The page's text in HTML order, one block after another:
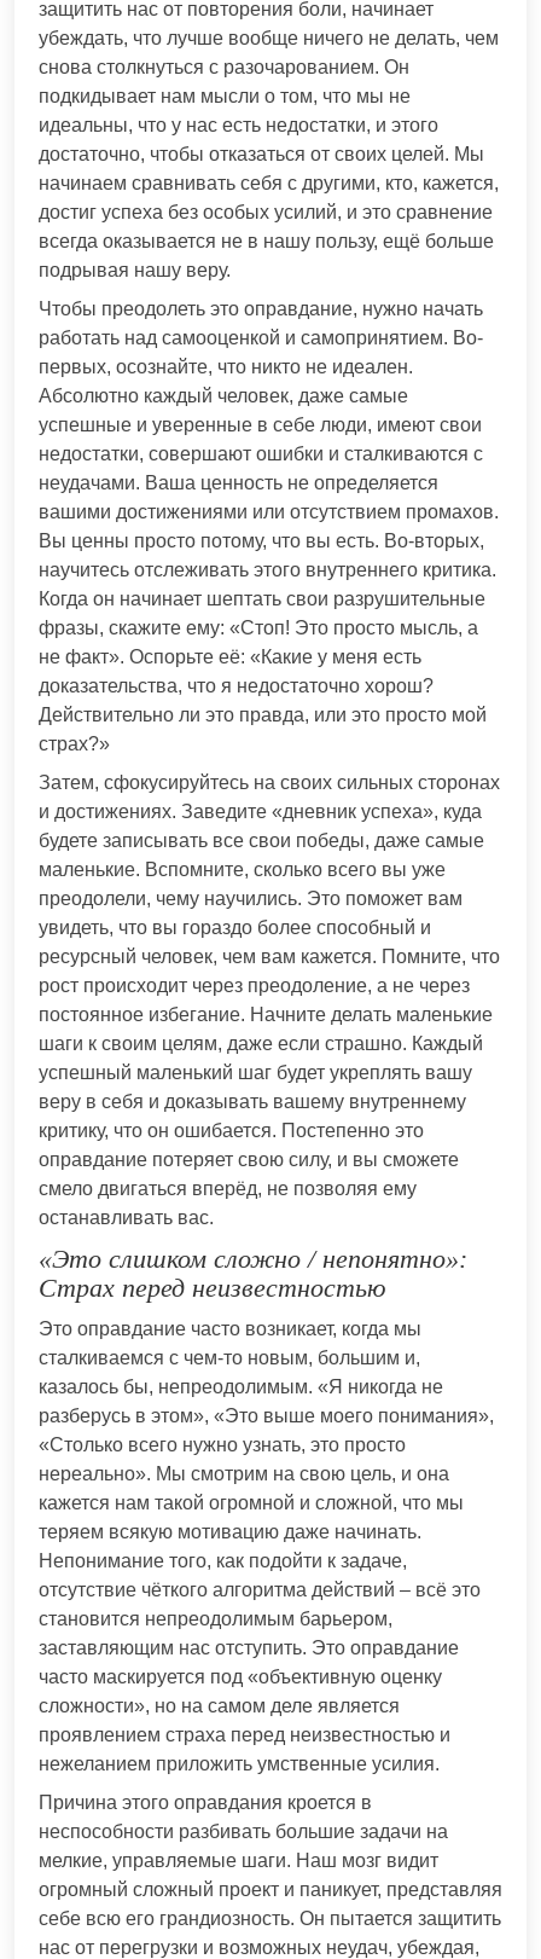
защитить нас от повторения боли, начинает
убеждать, что лучше вообще ничего не делать, чем
снова столкнуться с разочарованием. Он
подкидывает нам мысли о том, что мы не
идеальны, что у нас есть недостатки, и этого
достаточно, чтобы отказаться от своих целей. Мы
начинаем сравнивать себя с другими, кто, кажется,
достиг успеха без особых усилий, и это сравнение
всегда оказывается не в нашу пользу, ещё больше
подрывая нашу веру.
Чтобы преодолеть это оправдание, нужно начать
работать над самооценкой и самопринятием. Во-
первых, осознайте, что никто не идеален.
Абсолютно каждый человек, даже самые
успешные и уверенные в себе люди, имеют свои
недостатки, совершают ошибки и сталкиваются с
неудачами. Ваша ценность не определяется
вашими достижениями или отсутствием промахов.
Вы ценны просто потому, что вы есть. Во-вторых,
научитесь отслеживать этого внутреннего критика.
Когда он начинает шептать свои разрушительные
фразы, скажите ему: «Стоп! Это просто мысль, а
не факт». Оспорьте её: «Какие у меня есть
доказательства, что я недостаточно хорош?
Действительно ли это правда, или это просто мой
страх?»
Затем, сфокусируйтесь на своих сильных сторонах
и достижениях. Заведите «дневник успеха», куда
будете записывать все свои победы, даже самые
маленькие. Вспомните, сколько всего вы уже
преодолели, чему научились. Это поможет вам
увидеть, что вы гораздо более способный и
ресурсный человек, чем вам кажется. Помните, что
рост происходит через преодоление, а не через
постоянное избегание. Начните делать маленькие
шаги к своим целям, даже если страшно. Каждый
успешный маленький шаг будет укреплять вашу
веру в себя и доказывать вашему внутреннему
критику, что он ошибается. Постепенно это
оправдание потеряет свою силу, и вы сможете
смело двигаться вперёд, не позволяя ему
останавливать вас.
«Это слишком сложно / непонятно»:
Страх перед неизвестностью
Это оправдание часто возникает, когда мы
сталкиваемся с чем-то новым, большим и,
казалось бы, непреодолимым. «Я никогда не
разберусь в этом», «Это выше моего понимания»,
«Столько всего нужно узнать, это просто
нереально». Мы смотрим на свою цель, и она
кажется нам такой огромной и сложной, что мы
теряем всякую мотивацию даже начинать.
Непонимание того, как подойти к задаче,
отсутствие чёткого алгоритма действий – всё это
становится непреодолимым барьером,
заставляющим нас отступить. Это оправдание
часто маскируется под «объективную оценку
сложности», но на самом деле является
проявлением страха перед неизвестностью и
нежеланием приложить умственные усилия.
Причина этого оправдания кроется в
неспособности разбивать большие задачи на
мелкие, управляемые шаги. Наш мозг видит
огромный сложный проект и паникует, представляя
себе всю его грандиозность. Он пытается защитить
нас от перегрузки и возможных неудач, убеждая,